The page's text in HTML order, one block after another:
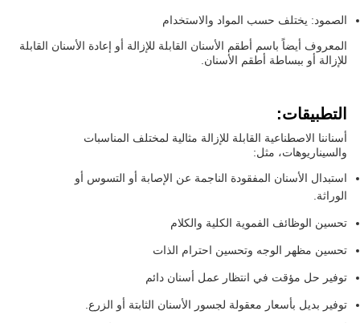
الصمود: يختلف حسب المواد والاستخدام
المعروف أيضاً باسم أطقم الأسنان القابلة للإزالة أو إعادة الأسنان القابلة
للإزالة أو ببساطة أطقم الأسنان.
التطبيقات:
أسناننا الاصطناعية القابلة للإزالة مثالية لمختلف المناسبات
والسيناريوهات، مثل:
استبدال الأسنان المفقودة الناجمة عن الإصابة أو التسوس أو
الوراثة.
تحسين الوظائف الفموية الكلية والكلام
تحسين مظهر الوجه وتحسين احترام الذات
توفير حل مؤقت في انتظار عمل أسنان دائم
توفير بديل بأسعار معقولة لجسور الأسنان الثابتة أو الزرع.